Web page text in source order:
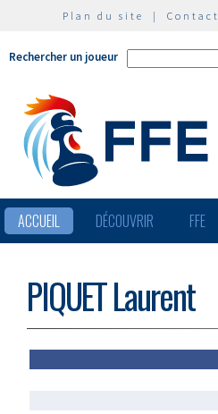
Plan du site | Contact
Rechercher un joueur
ACCUEIL DÉCOUVRIR FFE
PIQUET Laurent